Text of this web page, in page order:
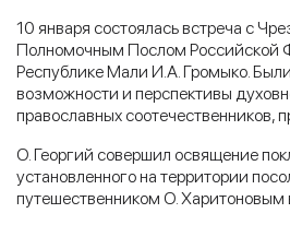
10 января состоялась встреча с
Полномочным Послом Российской
Республике Мали И.А. Громыко.
возможности и перспективы
православных соотечественников,
О. Георгий совершил освящение
установленного на территории
путешественником О. Харитоновым